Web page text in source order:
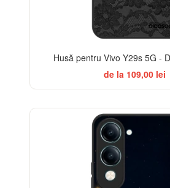
Husă pentru Vivo Y29s 5G -
de la 109,00 lei